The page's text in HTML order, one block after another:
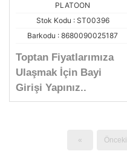
PLATOON
Stok Kodu : ST00396
Barkodu : 8680090025187
Toptan Fiyatlarımıza
Ulaşmak İçin Bayi
Girişi Yapınız..
« Önceki